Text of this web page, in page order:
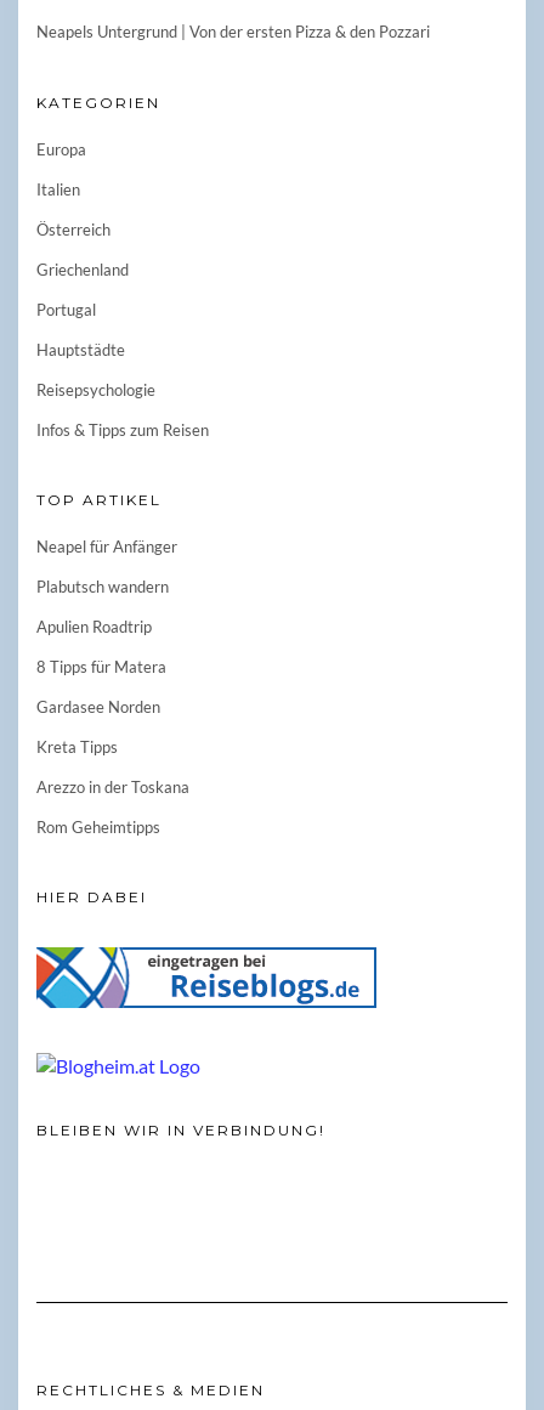
Neapels Untergrund | Von der ersten Pizza & den Pozzari
KATEGORIEN
Europa
Italien
Österreich
Griechenland
Portugal
Hauptstädte
Reisepsychologie
Infos & Tipps zum Reisen
TOP ARTIKEL
Neapel für Anfänger
Plabutsch wandern
Apulien Roadtrip
8 Tipps für Matera
Gardasee Norden
Kreta Tipps
Arezzo in der Toskana
Rom Geheimtipps
HIER DABEI
BLEIBEN WIR IN VERBINDUNG!
RECHTLICHES & MEDIEN